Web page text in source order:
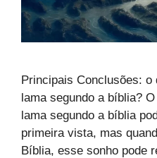
Principais Conclusões:
lama segundo a bíblia?
lama segundo a bíblia
primeira vista, mas
Bíblia, esse sonho pode